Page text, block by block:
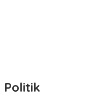
Politik